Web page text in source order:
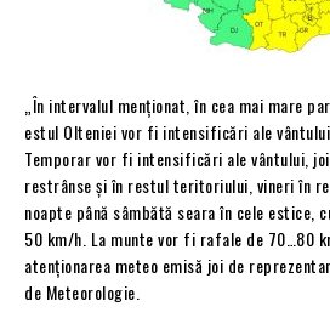
„În intervalul menționat, în cea mai mare
estul Olteniei vor fi intensificări ale
Temporar vor fi intensificări ale vântului,
restrânse și în restul teritoriului, vineri în
noapte până sâmbătă seara în cele estice,
50 km/h. La munte vor fi rafale de 70…80
atenționarea meteo emisă joi de
de Meteorologie.